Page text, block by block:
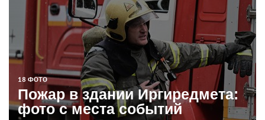
18 ФОТО
Пожар в здании Иргиредмета:
фото с места событий